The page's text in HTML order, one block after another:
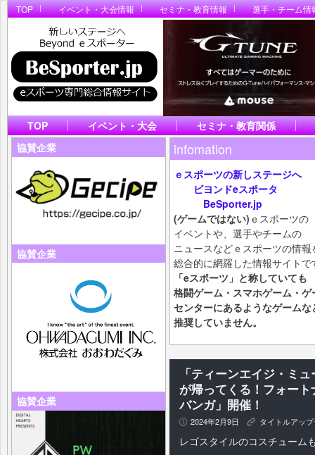
TOP イベント・大会情報 セミナ・教育情報 選手・チーム情
TOP イベント・大会
セミナ・教育関係
協賛企業
協賛企業
協賛企業
infomation
ｅスポーツの新しステージへ
ビヨンドeスポータ
BeSporter.jp
(ゲームではない) ｅスポーツの
イベントや、選手やチームの
ニュースなどｅスポーツの情報
総合的に網羅した情報サイトで
「eスポーツ」と称していても
格闘ゲーム・スマホゲーム・ゲ
センターにあるようなゲームな
推奨していません。
「ティーンエイジ・ミ
が帰ってくる！フォー
バンガ」開催！
P 2024年2月9日 K タイトルアッ
レゴスタイルのコスチューム